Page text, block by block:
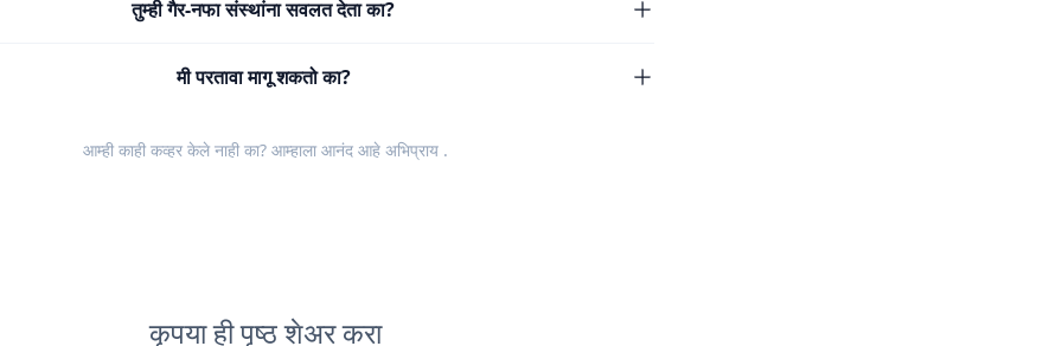
तुम्ही गैर-नफा संस्थांना सवलत देता का?
मी परतावा मागू शकतो का?
आम्ही काही कव्हर केले नाही का? आम्हाला आनंद आहे अभिप्राय .
कृपया ही पृष्ठ शेअर करा